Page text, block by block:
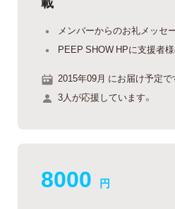
メンバーからのお礼メッセ
PEEP SHOW HPに支援者
2015年09月 にお届け予定で
3人が応援しています。
8000 円